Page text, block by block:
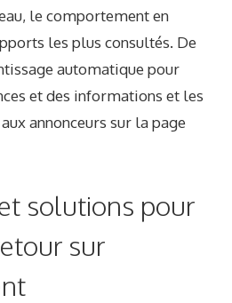
le comportement en
les plus consultés. De
automatique pour
et des informations et les
annonceurs sur la page
solutions pour
sur